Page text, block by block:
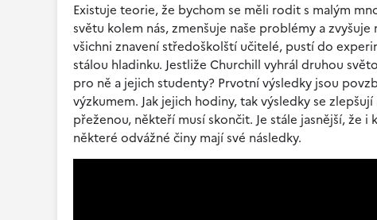
Existuje teorie, že bychom se měli rodit s malým
světu kolem nás, zmenšuje naše problémy a
všichni znavení středoškolští učitelé, pustí do
stálou hladinku. Jestliže Churchill vyhrál druhou
pro ně a jejich studenty? Prvotní výsledky jsou
výzkumem. Jak jejich hodiny, tak výsledky se
přeženou, někteří musí skončit. Je stále jasnější,
některé odvážné činy mají své následky.